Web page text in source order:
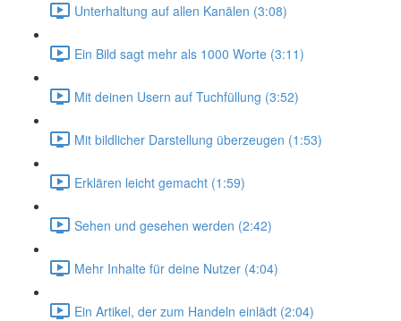
Unterhaltung auf allen Kanälen (3:08)
Ein Bild sagt mehr als 1000 Worte (3:11)
Mit deinen Usern auf Tuchfüllung (3:52)
Mit bildlicher Darstellung überzeugen (1:53)
Erklären leicht gemacht (1:59)
Sehen und gesehen werden (2:42)
Mehr Inhalte für deine Nutzer (4:04)
Ein Artikel, der zum Handeln einlädt (2:04)